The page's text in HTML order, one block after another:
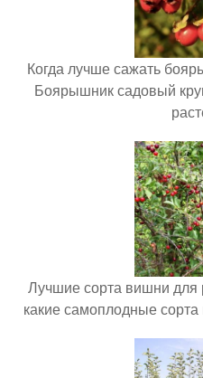
Когда лучше сажать
Боярышник садовый
Лучшие сорта вишни для
какие самоплодные